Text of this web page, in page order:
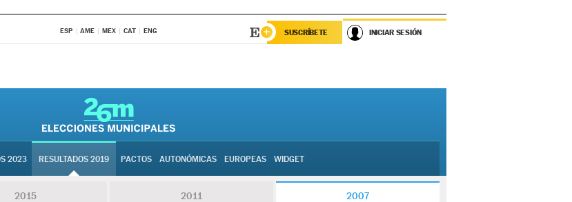
ESP AME MEX CAT ENG SUSCRÍBETE INICIAR SESIÓN
2023 RESULTADOS 2019 PACTOS AUTONÓMICAS EUROPEAS WIDGET
2015 2011 2007